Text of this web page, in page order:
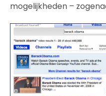
mogelijkheden –